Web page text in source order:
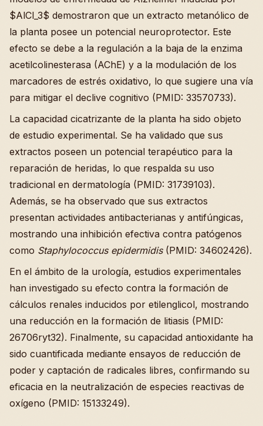
$AlCl_3$ demostraron que un extracto metanólico de
la planta posee un potencial neuroprotector. Este
efecto se debe a la regulación a la baja de la enzima
acetilcolinesterasa (AChE) y a la modulación de los
marcadores de estrés oxidativo, lo que sugiere una vía
para mitigar el declive cognitivo (PMID: 33570733).
La capacidad cicatrizante de la planta ha sido objeto
de estudio experimental. Se ha validado que sus
extractos poseen un potencial terapéutico para la
reparación de heridas, lo que respalda su uso
tradicional en dermatología (PMID: 31739103).
Además, se ha observado que sus extractos
presentan actividades antibacterianas y antifúngicas,
mostrando una inhibición efectiva contra patógenos
como Staphylococcus epidermidis(PMID: 34602426).
En el ámbito de la urología, estudios experimentales
han investigado su efecto contra la formación de
cálculos renales inducidos por etilenglicol, mostrando
una reducción en la formación de litiasis (PMID:
26706ryt32). Finalmente, su capacidad antioxidante ha
sido cuantificada mediante ensayos de reducción de
poder y captación de radicales libres, confirmando su
eficacia en la neutralización de especies reactivas de
oxígeno (PMID: 15133249).